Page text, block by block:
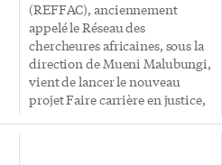
(REFFAC), anciennement
appelé le Réseau des
chercheures africaines, sous la
direction de Mueni Malubungi,
vient de lancer le nouveau
projet Faire carrière en justice,